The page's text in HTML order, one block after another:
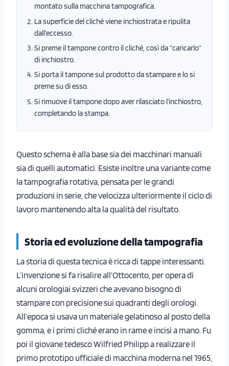
montato sulla macchina tampografica.
La superficie del cliché viene inchiostrata e ripulita
dall’eccesso.
Si preme il tampone contro il cliché, così da “caricarlo”
di inchiostro.
Si porta il tampone sul prodotto da stampare e lo si
preme su di esso.
Si rimuove il tampone dopo aver rilasciato l’inchiostro,
completando la stampa.
Questo schema è alla base sia dei macchinari manuali
sia di quelli automatici. Esiste inoltre una variante come
la tampografia rotativa, pensata per le grandi
produzioni in serie, che velocizza ulteriormente il ciclo di
lavoro mantenendo alta la qualità del risultato.
Storia ed evoluzione della tampografia
La storia di questa tecnica è ricca di tappe interessanti.
L’invenzione si fa risalire all’Ottocento, per opera di
alcuni orologiai svizzeri che avevano bisogno di
stampare con precisione sui quadranti degli orologi.
All’epoca si usava un materiale gelatinoso al posto della
gomma, e i primi cliché erano in rame e incisi a mano. Fu
poi il giovane tedesco Wilfried Philipp a realizzare il
primo prototipo ufficiale di macchina moderna nel 1965,